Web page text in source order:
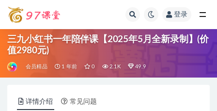
登录
三九小红书一年陪伴课【2025年5月全新录制】(价
值2980元)
会员精品 1 年前 0 2.1K 49.9
详情介绍 常见问题